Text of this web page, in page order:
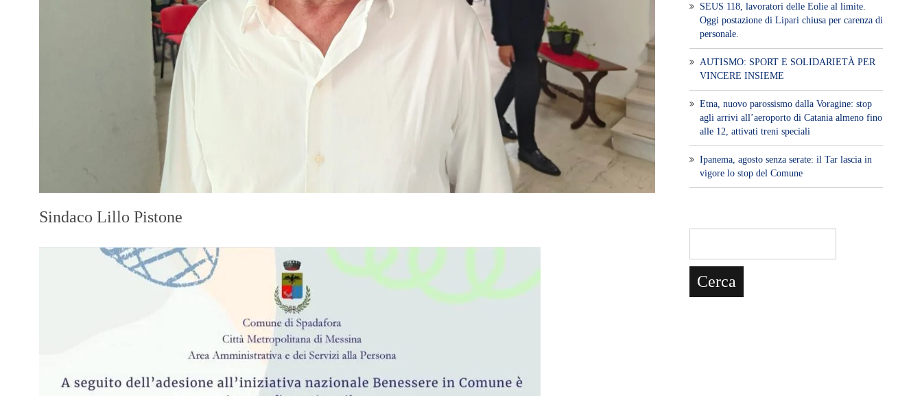
Sindaco Lillo Pistone
SEUS 118, lavoratori delle Eolie al limite.
Oggi postazione di Lipari chiusa per carenza di
personale.
AUTISMO: SPORT E SOLIDARIETÀ PER
VINCERE INSIEME
Etna, nuovo parossismo dalla Voragine: stop
agli arrivi all’aeroporto di Catania almeno fino
alle 12, attivati treni speciali
Ipanema, agosto senza serate: il Tar lascia in
vigore lo stop del Comune